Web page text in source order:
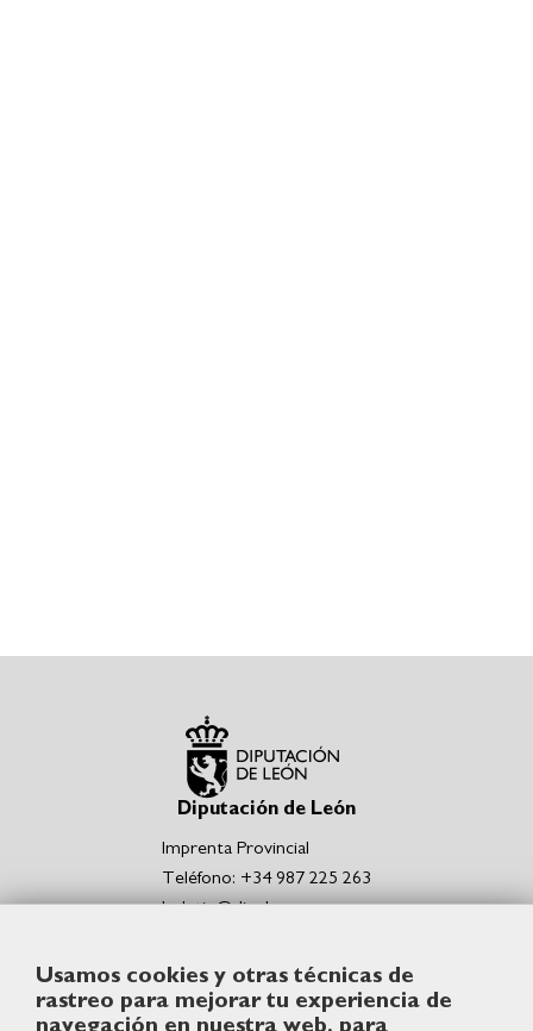
Usamos cookies y otras técnicas de
rastreo para mejorar tu experiencia de
navegación en nuestra web, para
Diputación de León
Imprenta Provincial
Teléfono: +34 987 225 263
boletin@dipuleon.es
Portal de la Diputación de León
Sede Electrónica de la Diputación de León